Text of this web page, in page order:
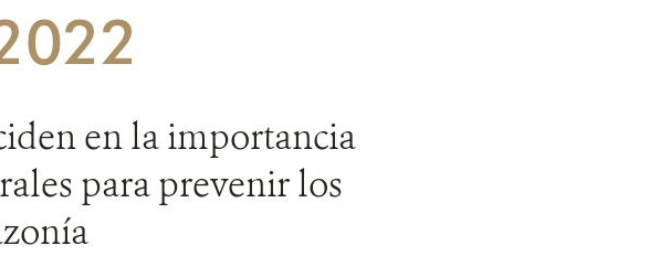
en la importancia
para prevenir los